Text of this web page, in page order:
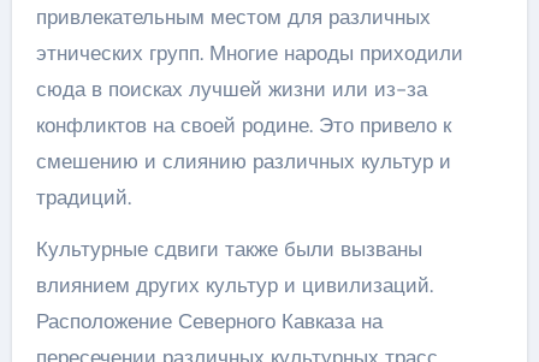
привлекательным местом для различных
этнических групп. Многие народы приходили
сюда в поисках лучшей жизни или из-за
конфликтов на своей родине. Это привело к
смешению и слиянию различных культур и
традиций.
Культурные сдвиги также были вызваны
влиянием других культур и цивилизаций.
Расположение Северного Кавказа на